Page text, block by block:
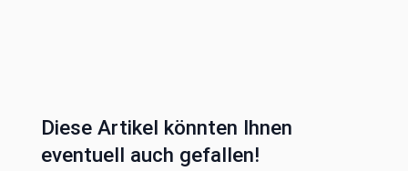
Diese Artikel könnten Ihnen
eventuell auch gefallen!